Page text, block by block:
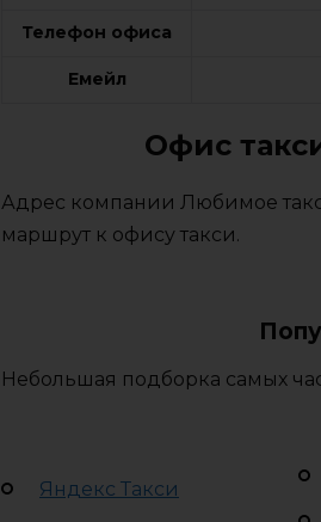
Телефон офиса
Емейл
Офис
Адрес компании Любимое
маршрут к офису такси.
Небольшая подборка самых
Яндекс Такси